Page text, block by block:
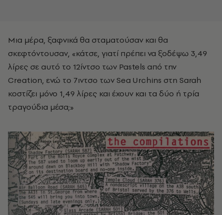
Μια μέρα, ξαφνικά θα σταματούσαν και θα
σκεφτόντουσαν, «κάτσε, γιατί πρέπει να ξοδέψω 3,49
λίρες σε αυτό το 12ίντσο των Pastels από την
Creation, ενώ το 7ιντσο των Sea Urchins στη Sarah
κοστίζει μόνο 1,49 λίρες και έχουν και τα δύο ή τρία
τραγούδια μέσα;»